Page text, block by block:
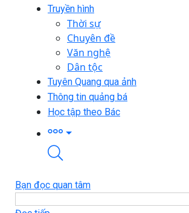
Truyền hình
Thời sự
Chuyên đề
Văn nghệ
Dân tộc
Tuyên Quang qua ảnh
Thông tin quảng bá
Học tập theo Bác
Bạn đọc quan tâm